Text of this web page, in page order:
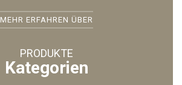
MEHR ERFAHREN ÜBER
PRODUKTE
Kategorien